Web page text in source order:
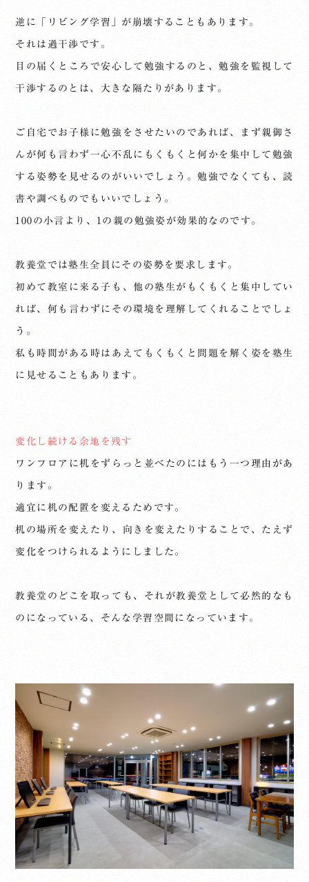
逆に「リビング学習」が崩壊することもあります。
それは過干渉です。
目の届くところで安心して勉強するのと、勉強を監視して
干渉するのとは、大きな隔たりがあります。
ご自宅でお子様に勉強をさせたいのであれば、まず親御さ
んが何も言わず一心不乱にもくもくと何かを集中して勉強
する姿勢を見せるのがいいでしょう。勉強でなくても、読
書や調べものでもいいでしょう。
100の小言より、1の親の勉強姿が効果的なのです。
教養堂では塾生全員にその姿勢を要求します。
初めて教室に来る子も、他の塾生がもくもくと集中してい
れば、何も言わずにその環境を理解してくれることでしょ
う。
私も時間がある時はあえてもくもくと問題を解く姿を塾生
に見せることもあります。
変化し続ける余地を残す
ワンフロアに机をずらっと並べたのにはもう一つ理由があ
ります。
適宜に机の配置を変えるためです。
机の場所を変えたり、向きを変えたりすることで、たえず
変化をつけられるようにしました。
教養堂のどこを取っても、それが教養堂として必然的なも
のになっている、そんな学習空間になっています。